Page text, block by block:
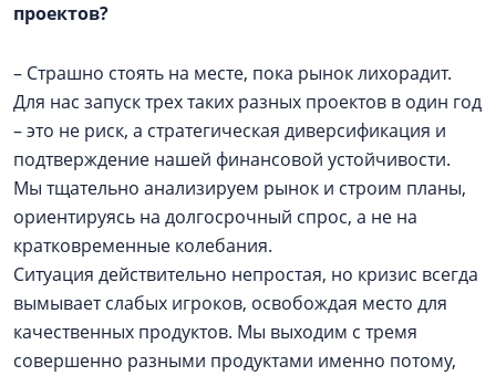
проектов?
– Страшно стоять на месте, пока рынок лихорадит.
Для нас запуск трех таких разных проектов в один год
– это не риск, а стратегическая диверсификация и
подтверждение нашей финансовой устойчивости.
Мы тщательно анализируем рынок и строим планы,
ориентируясь на долгосрочный спрос, а не на
кратковременные колебания.
Ситуация действительно непростая, но кризис всегда
вымывает слабых игроков, освобождая место для
качественных продуктов. Мы выходим с тремя
совершенно разными продуктами именно потому,